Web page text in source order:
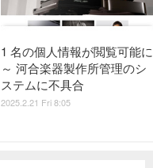
1 名の個人情報が閲覧可能に
～ 河合楽器製作所管理のシ
ステムに不具合
2025.2.21 Fri 8:05